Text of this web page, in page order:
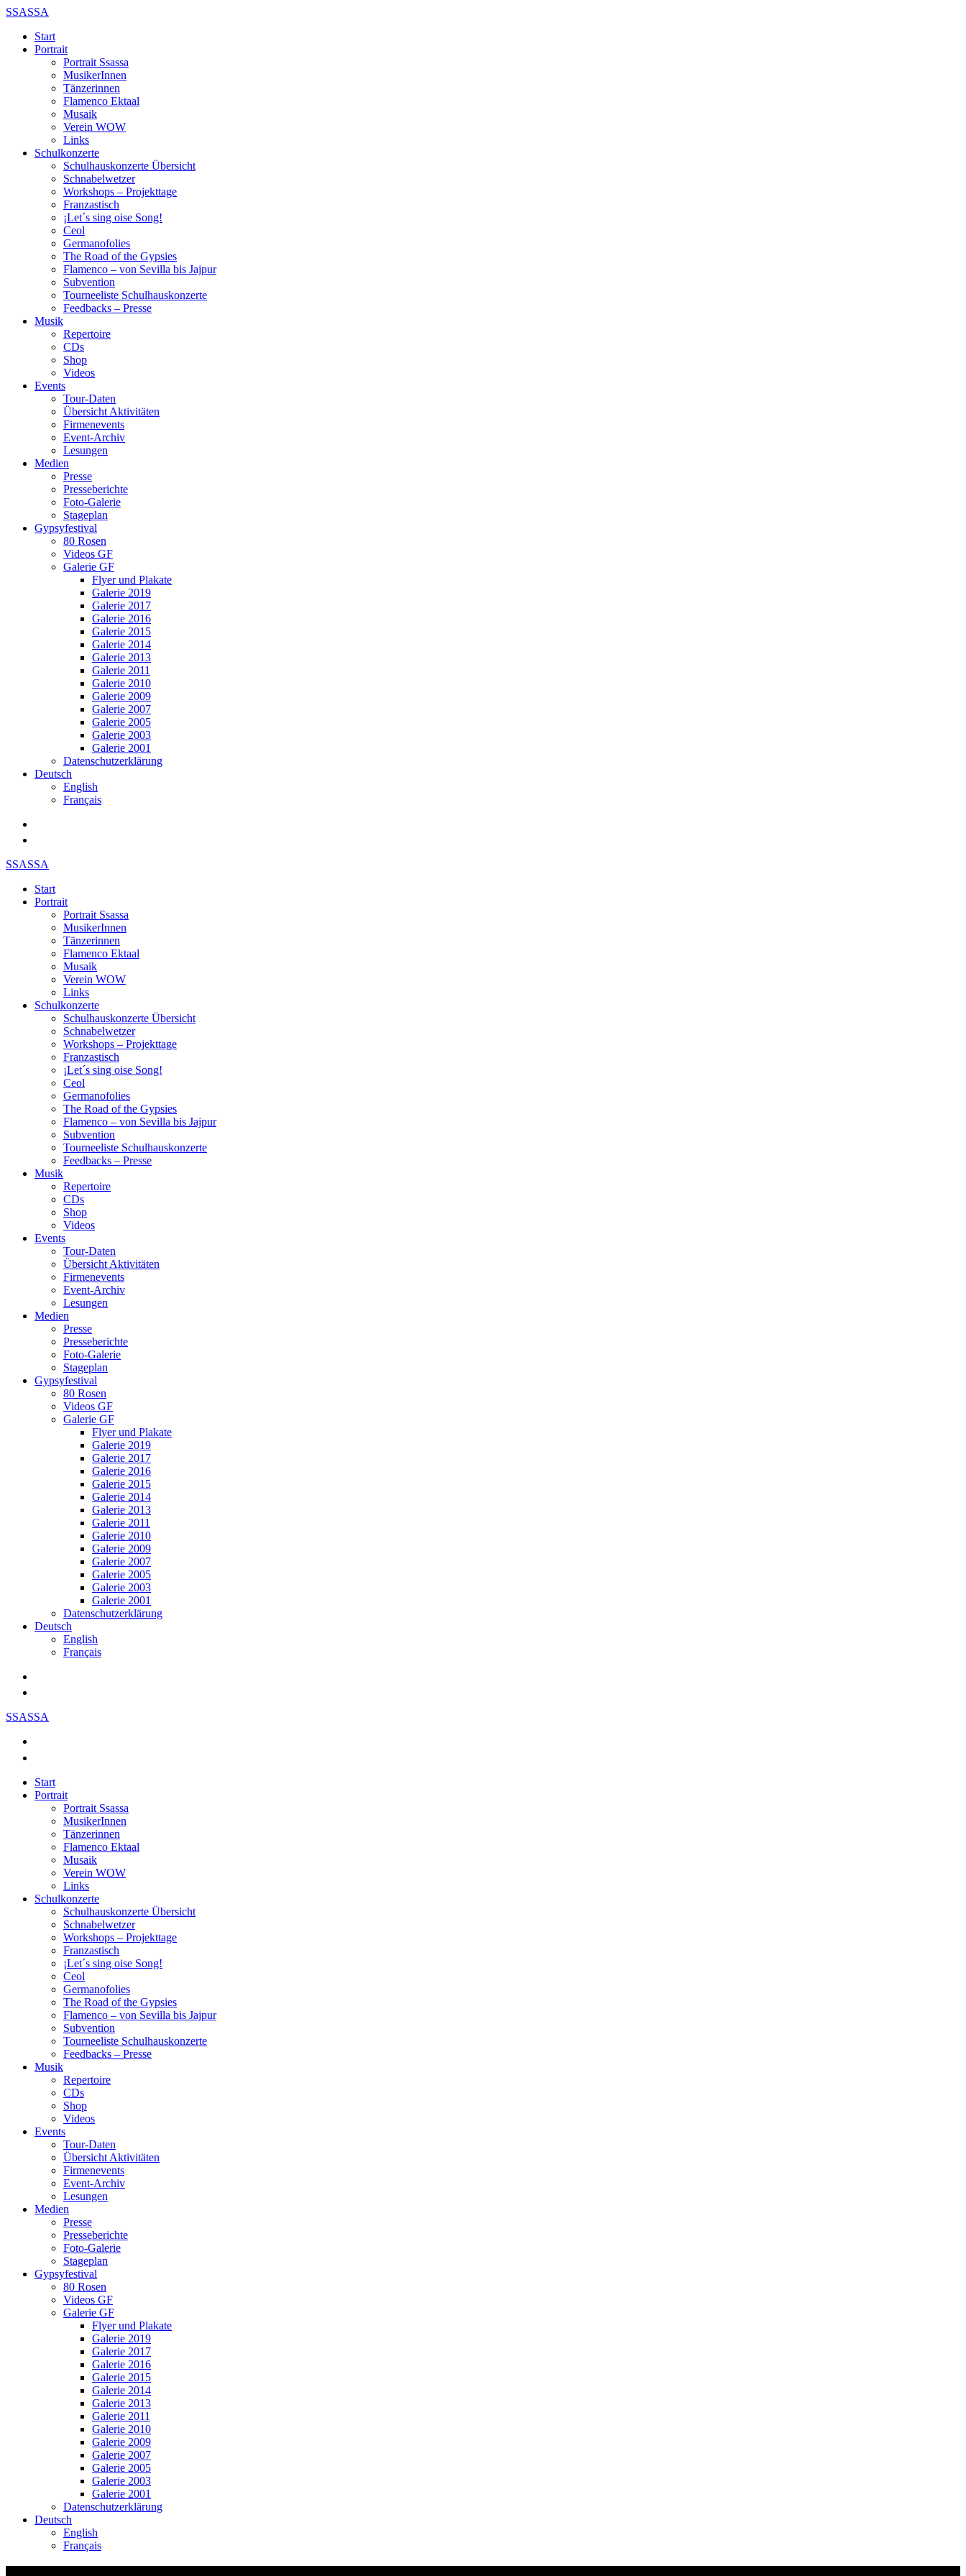
SSASSA
Start
Portrait
Portrait Ssassa
MusikerInnen
Tänzerinnen
Flamenco Ektaal
Musaik
Verein WOW
Links
Schulkonzerte
Schulhauskonzerte Übersicht
Schnabelwetzer
Workshops – Projekttage
Franzastisch
¡Let´s sing oise Song!
Ceol
Germanofolies
The Road of the Gypsies
Flamenco – von Sevilla bis Jajpur
Subvention
Tourneeliste Schulhauskonzerte
Feedbacks – Presse
Musik
Repertoire
CDs
Shop
Videos
Events
Tour-Daten
Übersicht Aktivitäten
Firmenevents
Event-Archiv
Lesungen
Medien
Presse
Presseberichte
Foto-Galerie
Stageplan
Gypsyfestival
80 Rosen
Videos GF
Galerie GF
Flyer und Plakate
Galerie 2019
Galerie 2017
Galerie 2016
Galerie 2015
Galerie 2014
Galerie 2013
Galerie 2011
Galerie 2010
Galerie 2009
Galerie 2007
Galerie 2005
Galerie 2003
Galerie 2001
Datenschutzerklärung
Deutsch
English
Français
SSASSA
Start
Portrait
Portrait Ssassa
MusikerInnen
Tänzerinnen
Flamenco Ektaal
Musaik
Verein WOW
Links
Schulkonzerte
Schulhauskonzerte Übersicht
Schnabelwetzer
Workshops – Projekttage
Franzastisch
¡Let´s sing oise Song!
Ceol
Germanofolies
The Road of the Gypsies
Flamenco – von Sevilla bis Jajpur
Subvention
Tourneeliste Schulhauskonzerte
Feedbacks – Presse
Musik
Repertoire
CDs
Shop
Videos
Events
Tour-Daten
Übersicht Aktivitäten
Firmenevents
Event-Archiv
Lesungen
Medien
Presse
Presseberichte
Foto-Galerie
Stageplan
Gypsyfestival
80 Rosen
Videos GF
Galerie GF
Flyer und Plakate
Galerie 2019
Galerie 2017
Galerie 2016
Galerie 2015
Galerie 2014
Galerie 2013
Galerie 2011
Galerie 2010
Galerie 2009
Galerie 2007
Galerie 2005
Galerie 2003
Galerie 2001
Datenschutzerklärung
Deutsch
English
Français
SSASSA
Start
Portrait
Portrait Ssassa
MusikerInnen
Tänzerinnen
Flamenco Ektaal
Musaik
Verein WOW
Links
Schulkonzerte
Schulhauskonzerte Übersicht
Schnabelwetzer
Workshops – Projekttage
Franzastisch
¡Let´s sing oise Song!
Ceol
Germanofolies
The Road of the Gypsies
Flamenco – von Sevilla bis Jajpur
Subvention
Tourneeliste Schulhauskonzerte
Feedbacks – Presse
Musik
Repertoire
CDs
Shop
Videos
Events
Tour-Daten
Übersicht Aktivitäten
Firmenevents
Event-Archiv
Lesungen
Medien
Presse
Presseberichte
Foto-Galerie
Stageplan
Gypsyfestival
80 Rosen
Videos GF
Galerie GF
Flyer und Plakate
Galerie 2019
Galerie 2017
Galerie 2016
Galerie 2015
Galerie 2014
Galerie 2013
Galerie 2011
Galerie 2010
Galerie 2009
Galerie 2007
Galerie 2005
Galerie 2003
Galerie 2001
Datenschutzerklärung
Deutsch
English
Français